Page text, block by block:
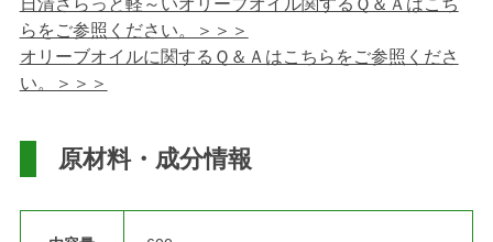
日清さらっと軽～いオリーブオイル関するＱ＆Ａはこち
らをご参照ください。＞＞＞
オリーブオイルに関するＱ＆Ａはこちらをご参照くださ
い。＞＞＞
原材料・成分情報